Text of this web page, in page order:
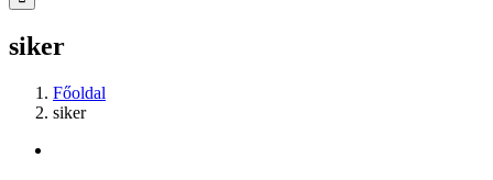
siker
Főoldal
siker